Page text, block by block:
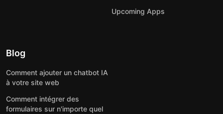
Upcoming Apps
Blog
Comment ajouter un chatbot IA
à votre site web
Comment intégrer des
formulaires sur n'importe quel